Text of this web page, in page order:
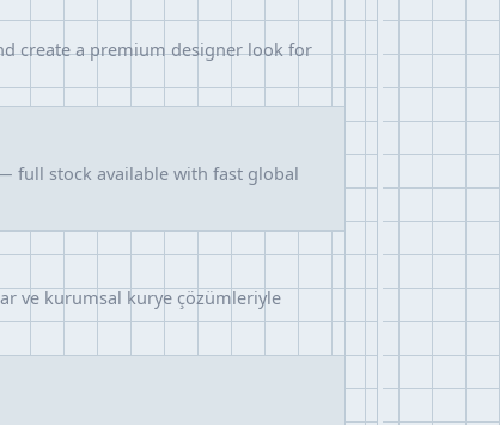
create a premium designer look for
full stock available with fast global
ve kurumsal kurye çözümleriyle